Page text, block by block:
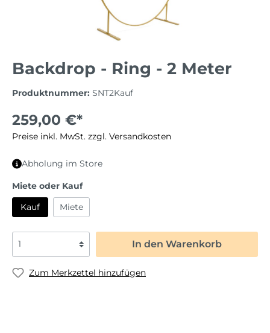
Backdrop - Ring - 2 Meter
Produktnummer: SNT2Kauf
259,00 €*
Preise inkl. MwSt. zzgl. Versandkosten
Abholung im Store
Miete oder Kauf
Kauf
Miete
In den Warenkorb
Zum Merkzettel hinzufügen